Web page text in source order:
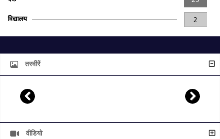
2
विद्यालय
तस्वीरें
वीडियो